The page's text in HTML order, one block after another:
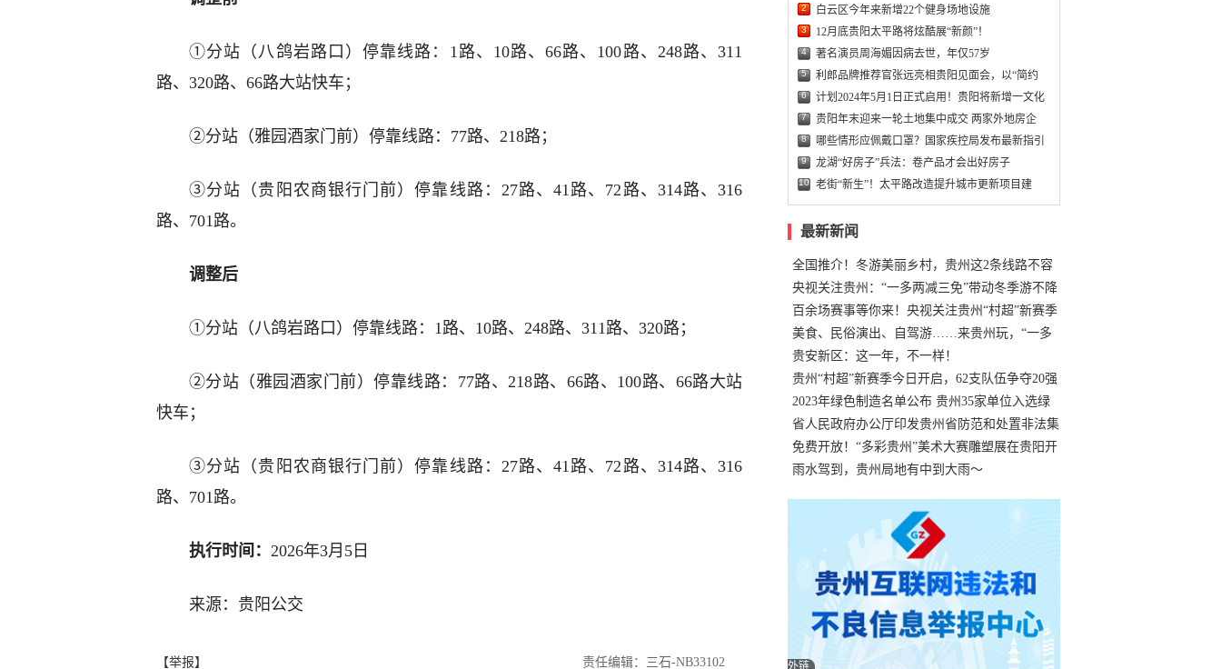
①分站（八鸽岩路口）停靠线路：1路、10路、66路、100路、248路、311
路、320路、66路大站快车；
②分站（雅园酒家门前）停靠线路：77路、218路；
③分站（贵阳农商银行门前）停靠线路：27路、41路、72路、314路、316
路、701路。
调整后
①分站（八鸽岩路口）停靠线路：1路、10路、248路、311路、320路；
②分站（雅园酒家门前）停靠线路：77路、218路、66路、100路、66路大站
快车；
③分站（贵阳农商银行门前）停靠线路：27路、41路、72路、314路、316
路、701路。
执行时间： 2026年3月5日
来源：贵阳公交
【举报】 责任编辑：三石-NB33102
2 白云区今年来新增22个健身场地设施
3 12月底贵阳太平路将炫酷展“新颜”！
4 著名演员周海媚因病去世，年仅57岁
5 利郎品牌推荐官张远亮相贵阳见面会，以“简约
6 计划2024年5月1日正式启用！贵阳将新增一文化
7 贵阳年末迎来一轮土地集中成交 两家外地房企
8 哪些情形应佩戴口罩？国家疾控局发布最新指引
9 龙湖“好房子”兵法：卷产品才会出好房子
10 老街“新生”！太平路改造提升城市更新项目建
最新新闻
全国推介！冬游美丽乡村，贵州这2条线路不容
错过
央视关注贵州：“一多两减三免”带动冬季游不降
温
百余场赛事等你来！央视关注贵州“村超”新赛季
正式“打响”
美食、民俗演出、自驾游……来贵州玩，“一多
两减三免”！
贵安新区：这一年，不一样！
贵州“村超”新赛季今日开启，62支队伍争夺20强
名额
2023年绿色制造名单公布 贵州35家单位入选绿
色工厂
省人民政府办公厅印发贵州省防范和处置非法集
资工作实施细则
免费开放！“多彩贵州”美术大赛雕塑展在贵阳开
展，持续至1月19日
雨水驾到，贵州局地有中到大雨～
外链